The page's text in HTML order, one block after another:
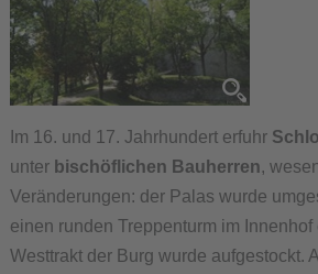
Im 16. und 17. Jahrhundert erfuhr
unter bischöflichen Bauherren,
Veränderungen: der Palas wurde
einen runden Treppenturm im
Westtrakt der Burg wurde aufgestockt.